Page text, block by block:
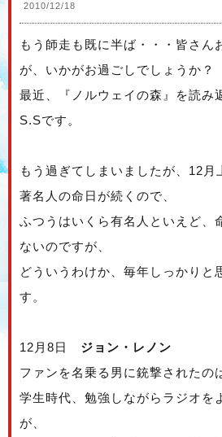
2010/12/18
もう師走も既に半ば・・・皆さん
が、いかがお過ごしでしょうか？
最近、『ノルウェイの森』を読み
S.Sです。
もう過ぎてしまいましたが、12月
著名人の命日が続くので、
ふつうはいくら有名人といえど、
ないのですが、
どういうわけか、毎年しっかりと
す。
12月8日 ジョン・レノン
ファンを名乗る男に銃撃されたの
学生時代、勉強しながらラジオを
が、